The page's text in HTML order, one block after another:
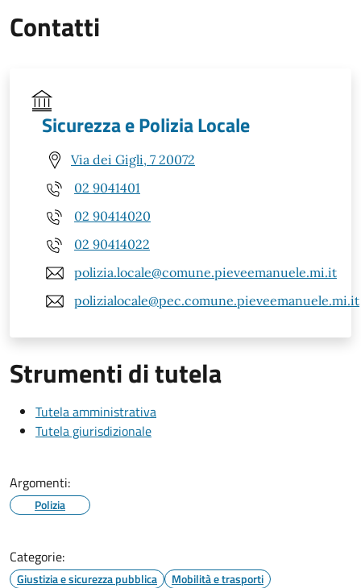
Contatti
Sicurezza e Polizia Locale
Via dei Gigli, 7 20072
02 9041401
02 90414020
02 90414022
polizia.locale@comune.pieveemanuele.mi.it
polizialocale@pec.comune.pieveemanuele.mi.it
Strumenti di tutela
Tutela amministrativa
Tutela giurisdizionale
Argomenti:
Polizia
Categorie:
Giustizia e sicurezza pubblica
Mobilità e trasporti